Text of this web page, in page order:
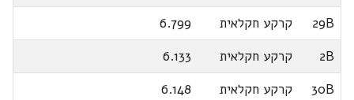
29B
קרקע חקלאית
6.799
2B
קרקע חקלאית
6.133
30B
קרקע חקלאית
6.148